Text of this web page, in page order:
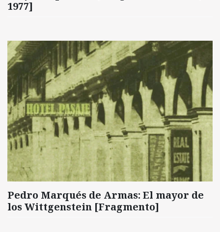
1977]
Pedro Marqués de Armas: El mayor de
los Wittgenstein [Fragmento]